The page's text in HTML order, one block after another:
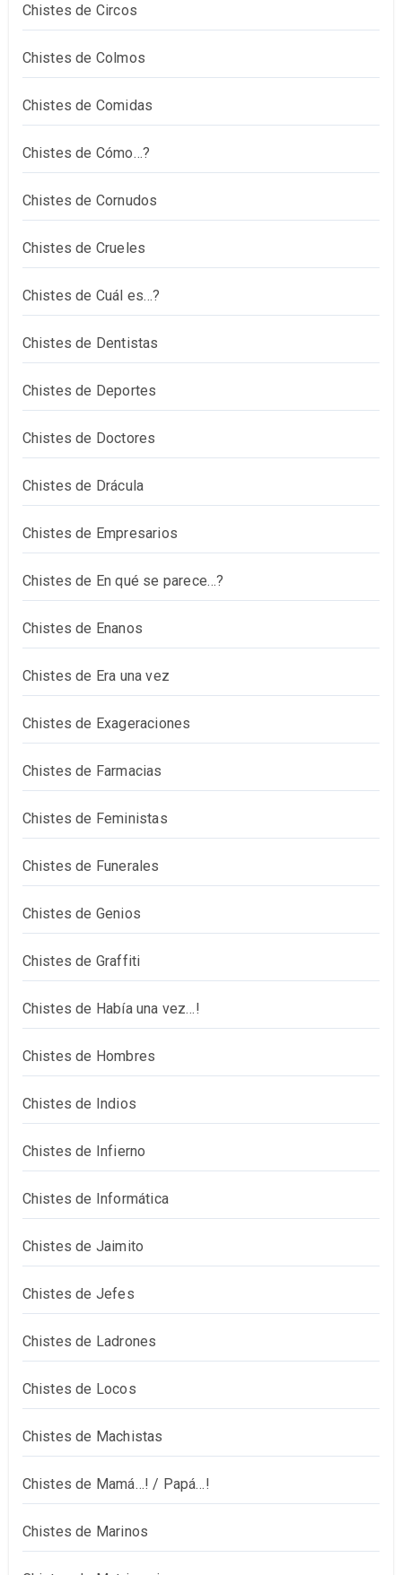
Chistes de Circos
Chistes de Colmos
Chistes de Comidas
Chistes de Cómo…?
Chistes de Cornudos
Chistes de Crueles
Chistes de Cuál es…?
Chistes de Dentistas
Chistes de Deportes
Chistes de Doctores
Chistes de Drácula
Chistes de Empresarios
Chistes de En qué se parece…?
Chistes de Enanos
Chistes de Era una vez
Chistes de Exageraciones
Chistes de Farmacias
Chistes de Feministas
Chistes de Funerales
Chistes de Genios
Chistes de Graffiti
Chistes de Había una vez…!
Chistes de Hombres
Chistes de Indios
Chistes de Infierno
Chistes de Informática
Chistes de Jaimito
Chistes de Jefes
Chistes de Ladrones
Chistes de Locos
Chistes de Machistas
Chistes de Mamá…! / Papá…!
Chistes de Marinos